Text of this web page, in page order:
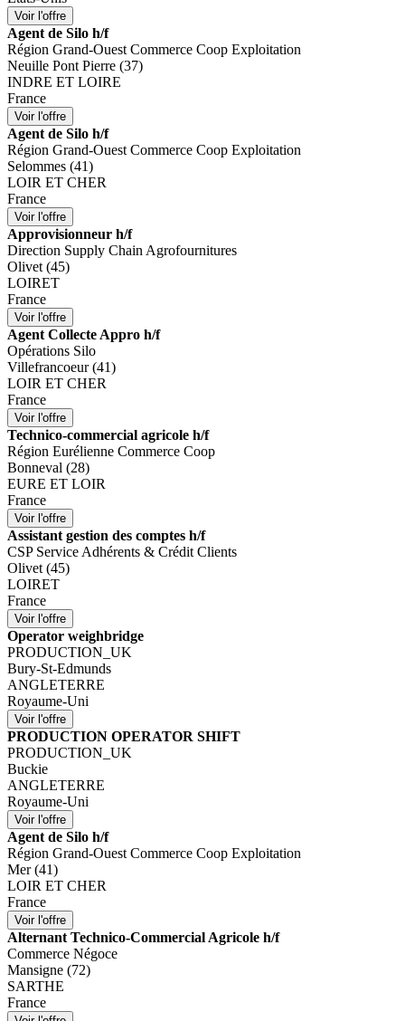
Agent de Silo h/f
Région Grand-Ouest Commerce Coop Exploitation
Neuille Pont Pierre (37)
INDRE ET LOIRE
France
Agent de Silo h/f
Région Grand-Ouest Commerce Coop Exploitation
Selommes (41)
LOIR ET CHER
France
Approvisionneur h/f
Direction Supply Chain Agrofournitures
Olivet (45)
LOIRET
France
Agent Collecte Appro h/f
Opérations Silo
Villefrancoeur (41)
LOIR ET CHER
France
Technico-commercial agricole h/f
Région Eurélienne Commerce Coop
Bonneval (28)
EURE ET LOIR
France
Assistant gestion des comptes h/f
CSP Service Adhérents & Crédit Clients
Olivet (45)
LOIRET
France
Operator weighbridge
PRODUCTION_UK
Bury-St-Edmunds
ANGLETERRE
Royaume-Uni
PRODUCTION OPERATOR SHIFT
PRODUCTION_UK
Buckie
ANGLETERRE
Royaume-Uni
Agent de Silo h/f
Région Grand-Ouest Commerce Coop Exploitation
Mer (41)
LOIR ET CHER
France
Alternant Technico-Commercial Agricole h/f
Commerce Négoce
Mansigne (72)
SARTHE
France